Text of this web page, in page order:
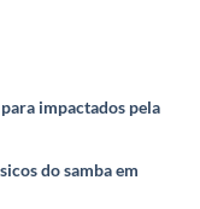
impactados pela
do samba em